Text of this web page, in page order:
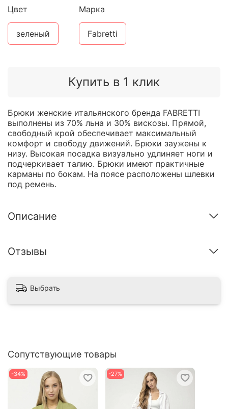
Купить в 1 клик
Цвет
зеленый
Марка
Fabretti
Брюки женские итальянского бренда FABRETTI
выполнены из 70% льна и 30% вискозы. Прямой,
свободный крой обеспечивает максимальный
комфорт и свободу движений. Брюки заужены к
низу. Высокая посадка визуально удлиняет ноги и
подчеркивает талию. Брюки имеют практичные
карманы по бокам. На поясе расположены шлевки
под ремень.
Описание
Отзывы
Выбрать
Сопутствующие товары
-34% -27%